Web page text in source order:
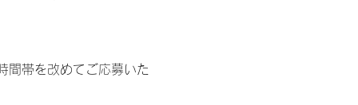
間帯を改めてご応募いた